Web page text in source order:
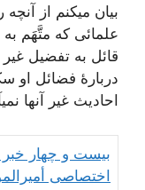
بیان‌ میکنم‌ از
علمائی که‌ متَّهَم‌ به‌
قائل‌ به‌ تفضیل‌ غیر
دربارۀ فضائل‌ او
احادیث‌ غیر آنها
بیست و چهار خبر
اختصاصی